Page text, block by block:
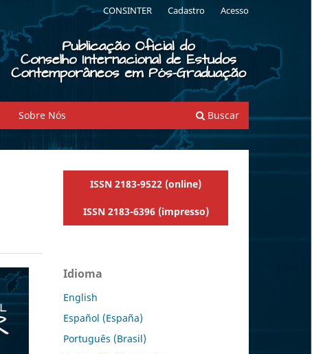
Sobre Nós Buscar
CONSINTER Cadastro Acesso
ISSN 2183-9522 (online)
ISSN 2183-6396 (impresso)
Idioma
English
Español (España)
Português (Brasil)